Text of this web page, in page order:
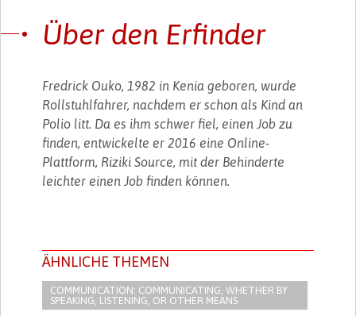
Über den Erfinder
Fredrick Ouko, 1982 in Kenia geboren, wurde
Rollstuhlfahrer, nachdem er schon als Kind an
Polio litt. Da es ihm schwer fiel, einen Job zu
finden, entwickelte er 2016 eine Online-
Plattform, Riziki Source, mit der Behinderte
leichter einen Job finden können.
ÄHNLICHE THEMEN
COMMUNICATION: COMMUNICATING, WHETHER BY
SPEAKING, LISTENING, OR OTHER MEANS